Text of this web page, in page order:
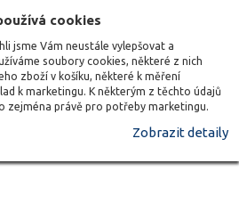
cookies
jsme Vám neustále vylepšovat a
soubory cookies, některé z nich
zboží v košíku, některé k měření
k marketingu. K některým z těchto údajů
zejména právě pro potřeby marketingu.
Zobrazit detaily